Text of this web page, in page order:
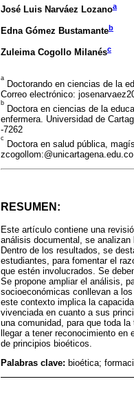
José Luis Narváez Lozanoa
Edna Gómez Bustamanteb
Zuleima Cogollo Milanésc
a
Doctorando en ciencias de la
Correo electrónico:
b
Doctora en ciencias de la
enfermera. Universidad de
-7262
c
Doctora en salud pública,
RESUMEN:
Este artículo contiene una
análisis documental, se
Dentro de los resultados, se
estudiantes, para fomentar el
que estén involucrados. Se
Se propone ampliar el análisis,
socioeconómicas conllevan a
este contexto implica la
vivenciada en cuanto a sus
una comunidad, para que toda
llegar a tener reconocimiento
de principios bioéticos.
Palabras clave: bioética;